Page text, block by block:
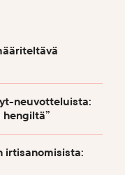
neuvotteluista:
irtisanomisista: